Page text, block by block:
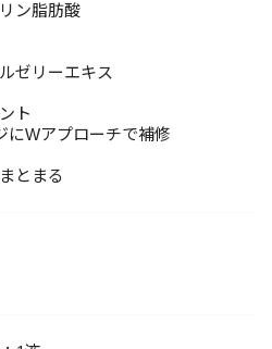
ン脂肪酸
ゼリーエキス
ト
にWアプローチで補修
とまる